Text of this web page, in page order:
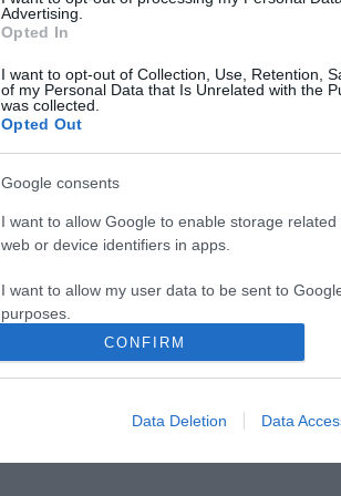
Advertising.
Opted In
I want to opt-out of Collection, Use, Retention,
of my Personal Data that Is Unrelated with the
was collected.
Opted Out
Google consents
I want to allow Google to enable storage
web or device identifiers in apps.
I want to allow my user data to be sent to
purposes.
I want to allow Google to send me personalized
I want to allow Google to enable storage related
CONFIRM
Data Deletion Data